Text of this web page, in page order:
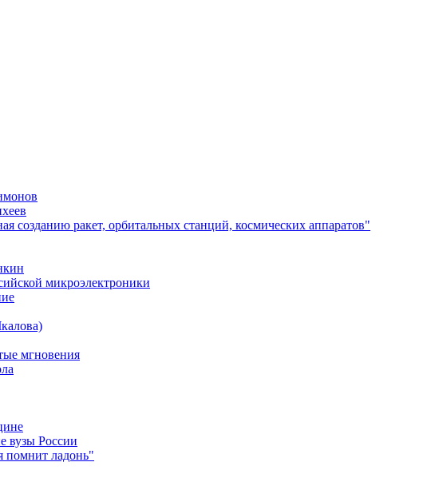
созданию ракет, орбитальных станций, космических аппаратов"
микроэлектроники
мгновения
вузы России
ладонь"